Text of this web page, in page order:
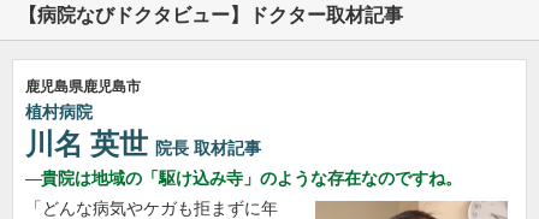
【病院なびドクタビュー】ドクター取材記事
鹿児島県鹿児島市
植村病院
川名 英世 院長 取材記事
貴院は地域の「駆け込み寺」のような存在なのですね。
「どんな病気やケガも拒まずに年